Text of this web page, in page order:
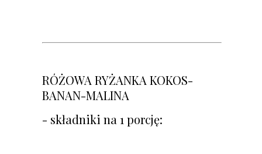
RÓŻOWA RYŻANKA KOKOS-
BANAN-MALINA
- składniki na 1 porcję: